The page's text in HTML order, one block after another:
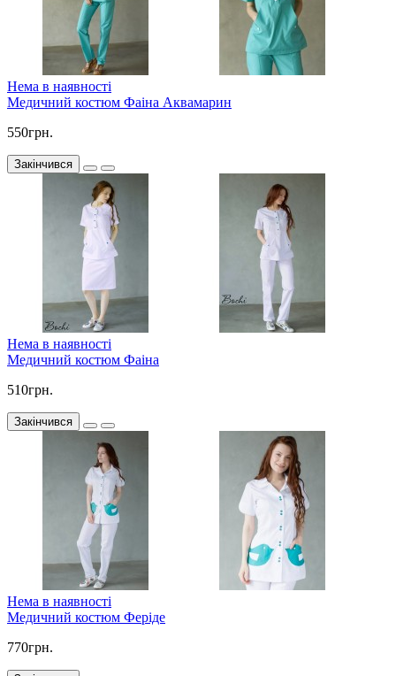
Нема в наявності
Медичний костюм Фаіна Аквамарин
550грн.
Закінчився
Нема в наявності
Медичний костюм Фаіна
510грн.
Закінчився
Нема в наявності
Медичний костюм Феріде
770грн.